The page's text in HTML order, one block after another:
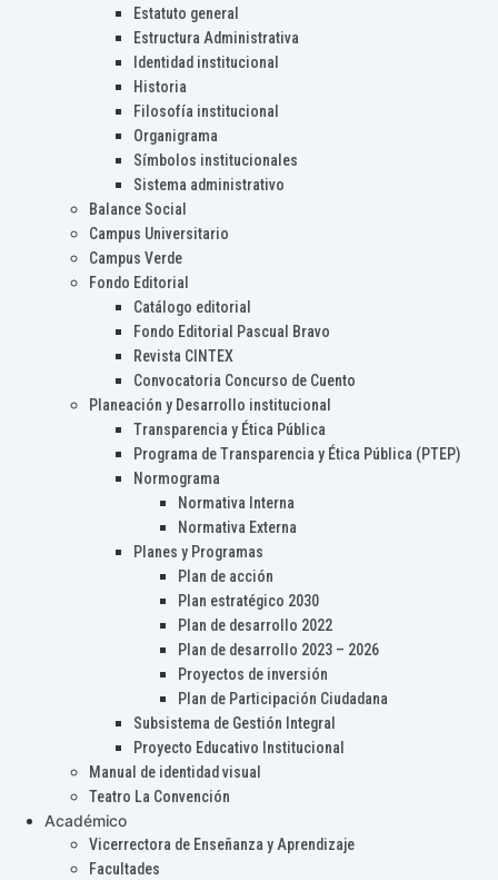
Estatuto general
Estructura Administrativa
Identidad institucional
Historia
Filosofía institucional
Organigrama
Símbolos institucionales
Sistema administrativo
Balance Social
Campus Universitario
Campus Verde
Fondo Editorial
Catálogo editorial
Fondo Editorial Pascual Bravo
Revista CINTEX
Convocatoria Concurso de Cuento
Planeación y Desarrollo institucional
Transparencia y Ética Pública
Programa de Transparencia y Ética Pública (PTEP)
Normograma
Normativa Interna
Normativa Externa
Planes y Programas
Plan de acción
Plan estratégico 2030
Plan de desarrollo 2022
Plan de desarrollo 2023 – 2026
Proyectos de inversión
Plan de Participación Ciudadana
Subsistema de Gestión Integral
Proyecto Educativo Institucional
Manual de identidad visual
Teatro La Convención
Académico
Vicerrectora de Enseñanza y Aprendizaje
Facultades